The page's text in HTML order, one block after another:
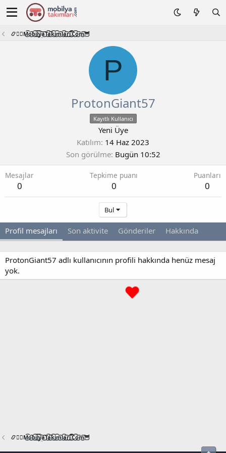
📿🧙‍♂️M͜͡o͜͡b͜͡i͜͡l͜͡y͜͡a͜͡T͜͡a͜͡k͜͡i͜͡m͜͡l͜͡a͜͡r͜͡i͜͡.͜͡C͜͡o͜͡m͜͡🦉
P
ProtonGiant57
Kayıtlı Kullanıcı
Yeni Üye
Katılım 14 Haz 2023
Son görülme Bugün 10:52
Mesajlar
0
Tepkime puanı
0
Puanları
0
Bul
Profil mesajları Son aktivite Gönderiler Hakkında
ProtonGiant57 adlı kullanıcının profili hakkında henüz mesaj
yok.
📿🧙‍♂️M͜͡o͜͡b͜͡i͜͡l͜͡y͜͡a͜͡T͜͡a͜͡k͜͡i͜͡m͜͡l͜͡a͜͡r͜͡i͜͡.͜͡C͜͡o͜͡m͜͡🦉